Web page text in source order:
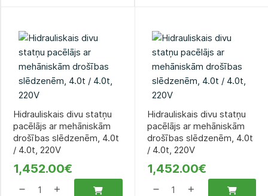
Hidrauliskais divu statņu
pacēlājs ar mehāniskām
drošības slēdzenēm, 4.0t
/ 4.0t, 220V
1,452.00€
Hidrauliskais divu statņu
pacēlājs ar mehāniskām
drošības slēdzenēm, 4.0t
/ 4.0t, 220V
1,452.00€